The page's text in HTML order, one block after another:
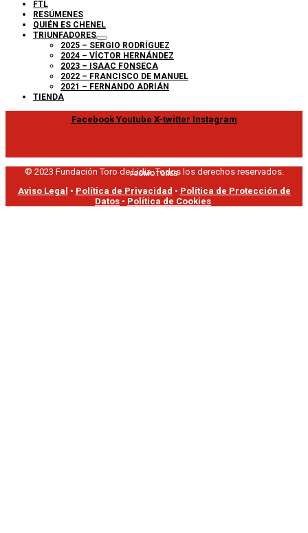
FTL
RESÚMENES
QUIÉN ES CHENEL
TRIUNFADORES
2025 – SERGIO RODRÍGUEZ
2024 – VÍCTOR HERNÁNDEZ
2023 – ISAAC FONSECA
2022 – FRANCISCO DE MANUEL
2021 – FERNANDO ADRIÁN
TIENDA
Facebook Youtube X-twitter Instagram
PROMOTORES
© 2023 Fundación Toro de Lidia. Todos los derechos reservados.
Aviso Legal • Política de Privacidad • Política de Protección de
Datos • Política de Cookies